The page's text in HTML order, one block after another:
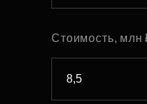
Стоимость, млн